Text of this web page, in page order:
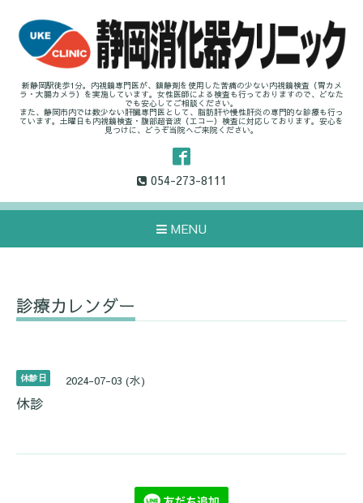
新静岡駅徒歩1分。内視鏡専門医が、鎮静剤を使用した苦痛の少ない内視鏡検査（胃カメ
ラ・大腸カメラ）を実施しています。女性医師による検査も行っておりますので、どなた
でも安心してご相談ください。
また、静岡市内では数少ない肝臓専門医として、脂肪肝や慢性肝炎の専門的な診療も行っ
ています。土曜日も内視鏡検査・腹部超音波（エコー）検査に対応しております。安心を
見つけに、どうぞ当院へご来院ください。
054-273-8111
MENU
診療カレンダー
休診日 2024-07-03 (水)
休診